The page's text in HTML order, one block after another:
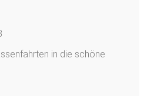
in die schöne